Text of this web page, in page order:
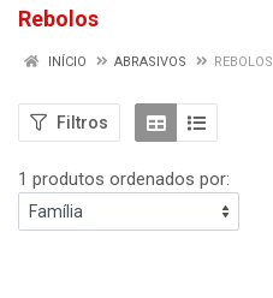
Rebolos
INÍCIO ABRASIVOS REBOLOS
Filtros
1 produtos ordenados por: